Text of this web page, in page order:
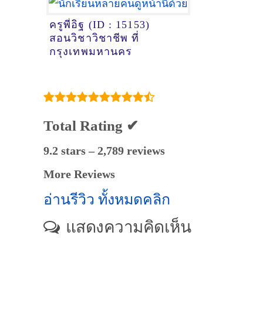
ครูพี่อิฐ (ID : 15153)
สอนวิชาวิชาชีพ ที่
กรุงเทพมหานคร
Total Rating ✔
9.2 stars – 2,789 reviews
More Reviews
อ่านรีวิว ทั้งหมดคลิก
แสดงความคิดเห็น